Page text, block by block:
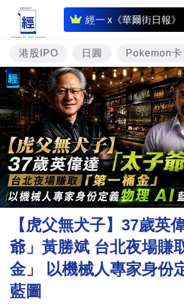
經一 x《華爾街日報》
即
時
財
經
專
題
投
資
樓
市
理
財
商
業
港股IPO 日圓 Pokemon卡
【虎父無犬子】37歲英
爺」黃勝斌 台北夜場賺
金」 以機械人專家身份
藍圖